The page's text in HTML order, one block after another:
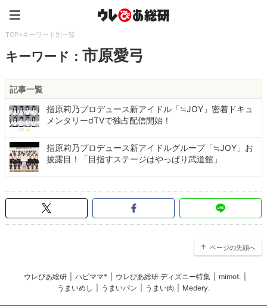
TOP>キーワード別一覧
キーワード：市原愛弓
記事一覧
指原莉乃プロデュース新アイドル「≒JOY」密着ドキュ
メンタリーdTVで独占配信開始！
指原莉乃プロデュース新アイドルグループ「≒JOY」お
披露目！「目指すステージはやっぱり武道館」
ページの先頭へ
ウレぴあ総研 ハピママ* ウレぴあ総研 ディズニー特集 mimot.
うまいめし
うまいパン うまい肉 Medery.